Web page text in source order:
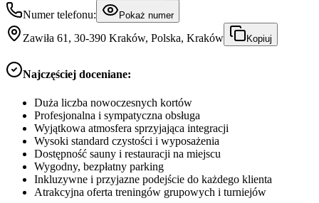
Numer telefonu: Pokaż numer
Zawiła 61, 30-390 Kraków, Polska, Kraków Kopiuj
Najczęściej doceniane:
Duża liczba nowoczesnych kortów
Profesjonalna i sympatyczna obsługa
Wyjątkowa atmosfera sprzyjająca integracji
Wysoki standard czystości i wyposażenia
Dostępność sauny i restauracji na miejscu
Wygodny, bezpłatny parking
Inkluzywne i przyjazne podejście do każdego klienta
Atrakcyjna oferta treningów grupowych i turniejów